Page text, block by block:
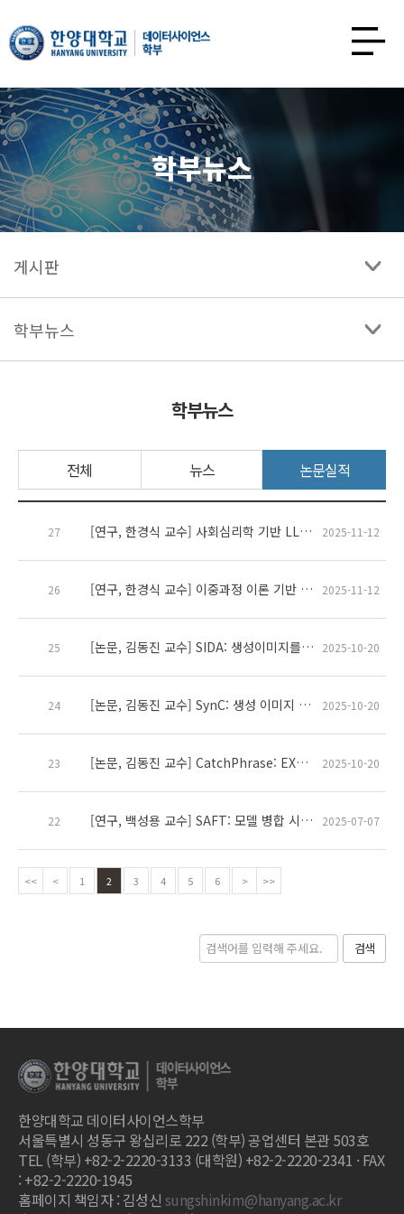
한양대학교
데이터사이언스학과
열기
학부뉴스
게시판
학부뉴스
학부뉴스
전체 뉴스 논문실적
27 [연구, 한경식 교수] 사회심리학 기반 LLM 사용자 프로파일링 실증 연구 2025-11-12
26 [연구, 한경식 교수] 이중과정 이론 기반 LLM 사용자 행동 모델링 프레임워크 제안 2025-11-12
25 [논문, 김동진 교수] SIDA: 생성이미지를 활용한 효율적인 제로샷 도메인 적응방법 2025-10-20
24 [논문, 김동진 교수] SynC: 생성 이미지 캡션 데이터셋 정제를 통한 제로샷 이미지 캡셔닝 강화 연구 2025-10-20
23 [논문, 김동진 교수] CatchPhrase: EXPrompt를 이용한 어댑터 기반 오디오-이미지 생성 2025-10-20
22 [연구, 백성용 교수] SAFT: 모델 병합 시 파라미터 간 간섭을 완화하기 위한 샤프니스 기반 미세 조정 기법 2025-07-07
<< < 1 2 3 4 5 6 > >>
검색
한양대학교 데이터사이언스학부
서울특별시 성동구 왕십리로 222 (학부) 공업센터 본관 503호
TEL (학부) +82-2-2220-3133 (대학원) +82-2-2220-2341 · FAX
: +82-2-2220-1945
홈페이지 책임자 : 김성신 sungshinkim@hanyang.ac.kr